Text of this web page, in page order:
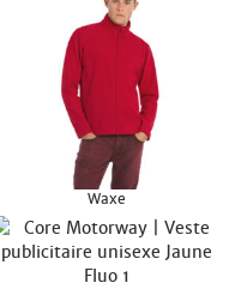
Waxe